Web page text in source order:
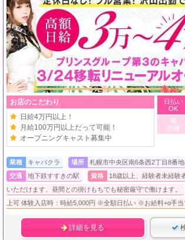
お店のこだわり
日給4万円以上！
月給100万円以上だって可能！
オープニングキャスト募集中
日払い
OK
寮
完備
業種 キャバクラ 場所
札幌市中央区南6条西2丁目8番
交通
地下鉄すすきの駅 資格
18歳以上、経験者未経験
いただけます。昼間との掛けもちでも秘密厳守で働けます。
上可 体験入店時：時給5,000円 ※全額日払い ※お給料+α手当
詳細を見る